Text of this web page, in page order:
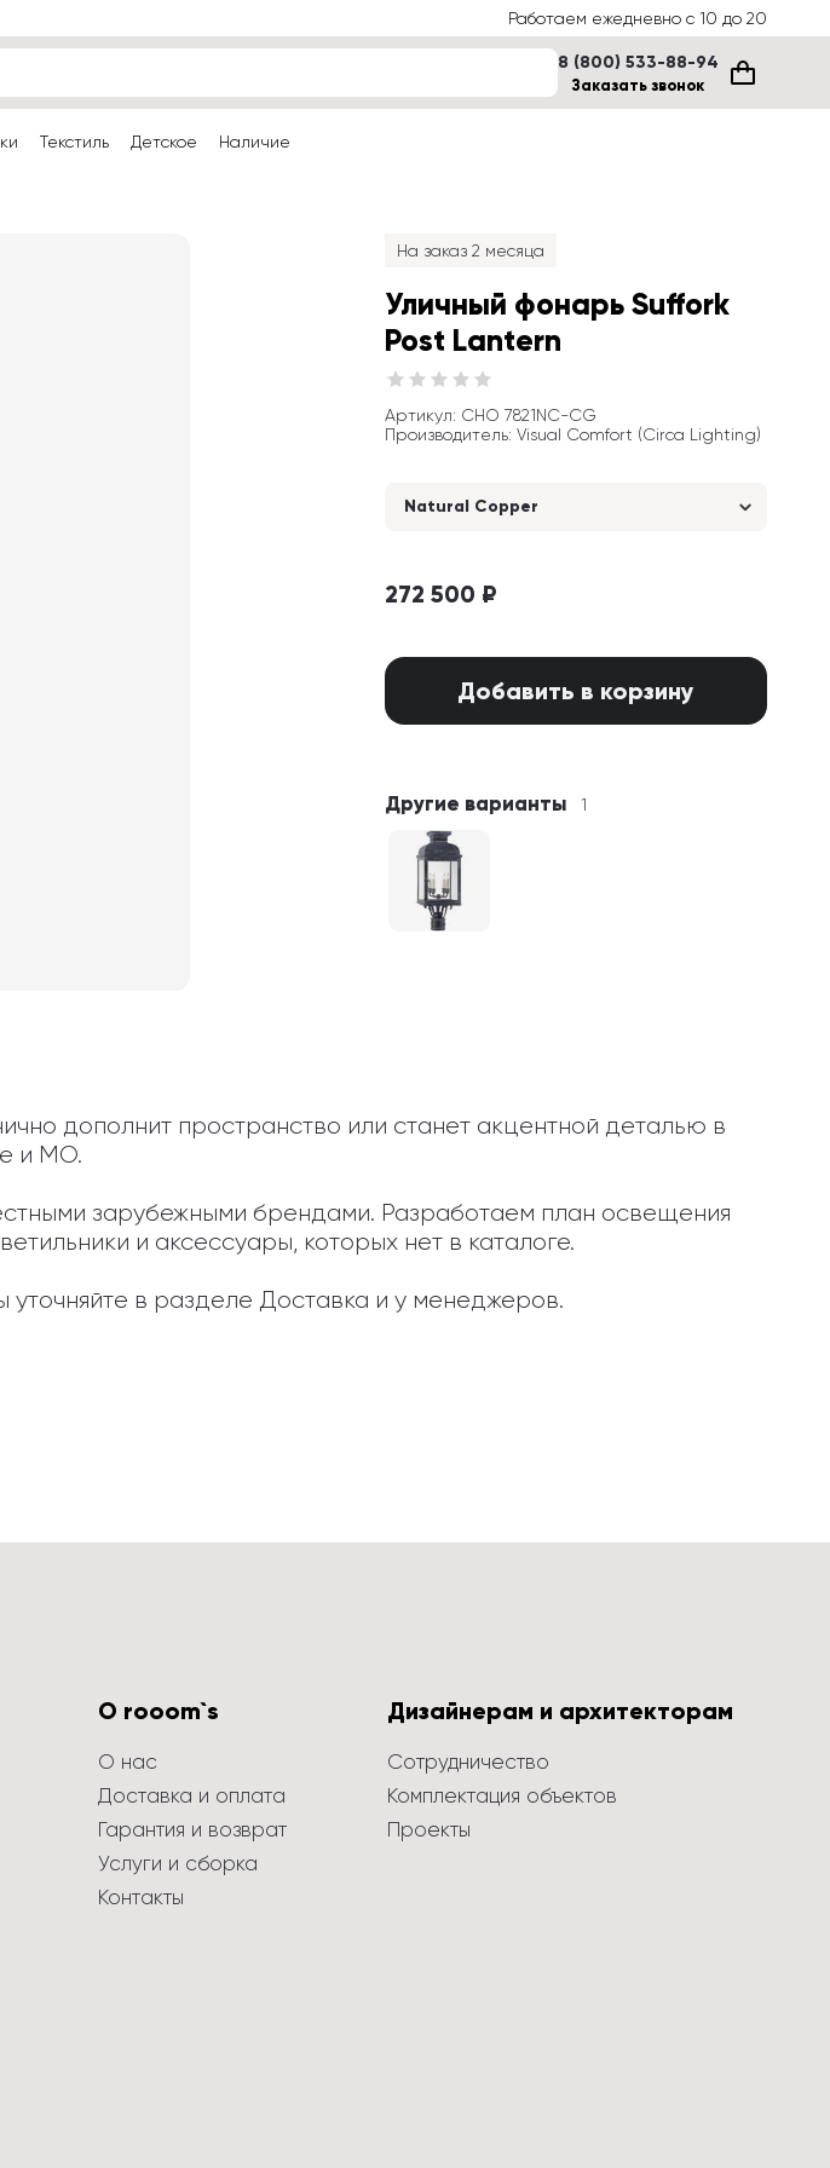
Работаем ежедневно с 10 до 20
8 (800) 533-88-94
Заказать звонок
Текстиль Детское Наличие
На заказ 2 месяца
Уличный фонарь Suffork
Post Lantern
Артикул: CHO 7821NC-CG
Производитель: Visual Comfort (Circa Lighting)
Natural Copper
272 500 ₽
Добавить в корзину
Другие варианты 1
дополнит пространство или станет акцентной деталью в
и МО.
зарубежными брендами. Разработаем план освещения
и аксессуары, которых нет в каталоге.
в разделе Доставка и у менеджеров.
О rooom`s
О нас
Доставка и оплата
Гарантия и возврат
Услуги и сборка
Контакты
Дизайнерам и архитекторам
Сотрудничество
Комплектация объектов
Проекты